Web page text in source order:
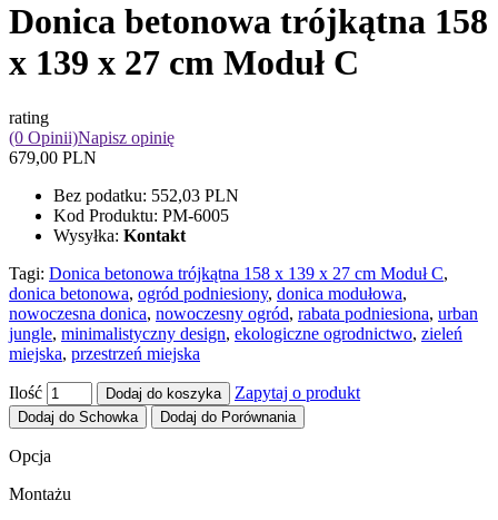
Donica betonowa trójkątna 158
x 139 x 27 cm Moduł C
rating
(0 Opinii)Napisz opinię
679,00 PLN
Bez podatku: 552,03 PLN
Kod Produktu: PM-6005
Wysyłka: Kontakt
Tagi: Donica betonowa trójkątna 158 x 139 x 27 cm Moduł C,
donica betonowa, ogród podniesiony, donica modułowa,
nowoczesna donica, nowoczesny ogród, rabata podniesiona, urban
jungle, minimalistyczny design, ekologiczne ogrodnictwo, zieleń
miejska, przestrzeń miejska
Ilość Dodaj do koszyka Zapytaj o produkt
Dodaj do Schowka Dodaj do Porównania
Opcja
Montażu